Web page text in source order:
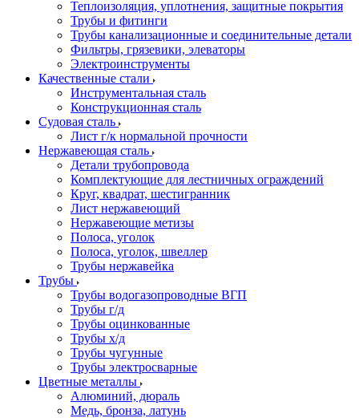
Теплоизоляция, уплотнения, защитные покрытия
Трубы и фитинги
Трубы канализационные и соединительные детали
Фильтры, грязевики, элеваторы
Электроинструменты
Качественные стали
Инструментальная сталь
Конструкционная сталь
Судовая сталь
Лист г/к нормальной прочности
Нержавеющая сталь
Детали трубопровода
Комплектующие для лестничных ограждений
Круг, квадрат, шестигранник
Лист нержавеющий
Нержавеющие метизы
Полоса, уголок
Полоса, уголок, швеллер
Трубы нержавейка
Трубы
Трубы водогазопроводные ВГП
Трубы г/д
Трубы оцинкованные
Трубы х/д
Трубы чугунные
Трубы электросварные
Цветные металлы
Алюминий, дюраль
Медь, бронза, латунь